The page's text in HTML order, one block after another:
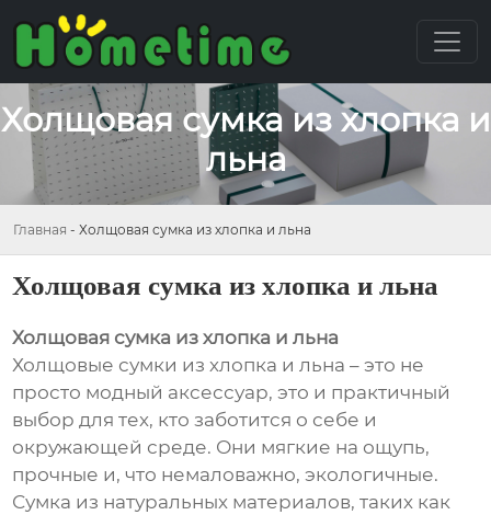
Холщовая сумка из хлопка и
льна
Главная - Холщовая сумка из хлопка и льна
Холщовая сумка из хлопка и льна
Холщовая сумка из хлопка и льна
Холщовые сумки из хлопка и льна – это не
просто модный аксессуар, это и практичный
выбор для тех, кто заботится о себе и
окружающей среде. Они мягкие на ощупь,
прочные и, что немаловажно, экологичные.
Сумка из натуральных материалов, таких как